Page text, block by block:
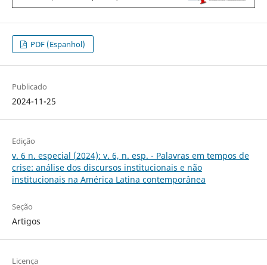
PDF (Espanhol)
Publicado
2024-11-25
Edição
v. 6 n. especial (2024): v. 6, n. esp. - Palavras em tempos de
crise: análise dos discursos institucionais e não
institucionais na América Latina contemporânea
Seção
Artigos
Licença